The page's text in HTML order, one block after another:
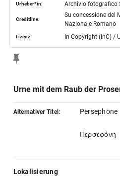
Urheber*in: Archivio fotografico
Creditline:
Su concessione del
Nazionale Romano
Lizenz: In Copyright (InC) /
Urne mit dem Raub der
Alternativer Titel: Persephone
Περσεφόνη
Lokalisierung